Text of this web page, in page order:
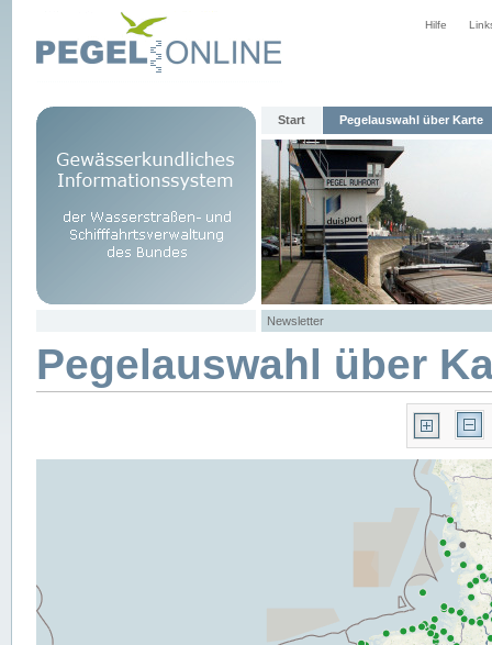
Hilfe
Start Pegelauswahl über Karte
Newsletter
Pegelauswahl über